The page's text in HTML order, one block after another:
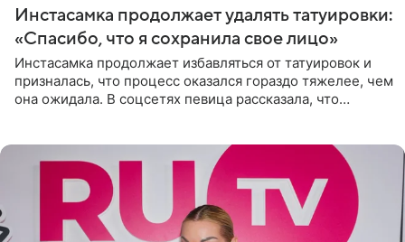
Инстасамка продолжает удалять татуировки:
«Спасибо, что я сохранила свое лицо»
Инстасамка продолжает избавляться от татуировок и
призналась, что процесс оказался гораздо тяжелее, чем
она ожидала. В соцсетях певица рассказала, что